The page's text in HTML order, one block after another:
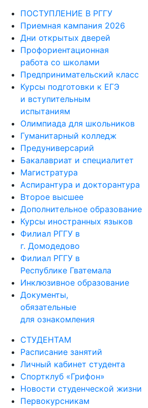
ПОСТУПЛЕНИЕ В РГГУ
Приемная кампания 2026
Дни открытых дверей
Профориентационная
работа со школами
Предпринимательский класс
Курсы подготовки к ЕГЭ
и вступительным
испытаниям
Олимпиада для школьников
Гуманитарный колледж
Предуниверсарий
Бакалавриат и специалитет
Магистратура
Аспирантура и докторантура
Второе высшее
Дополнительное образование
Курсы иностранных языков
Филиал РГГУ в
г. Домодедово
Филиал РГГУ в
Республике Гватемала
Инклюзивное образование
Документы,
обязательные
для ознакомления
СТУДЕНТАМ
Расписание занятий
Личный кабинет студента
Спортклуб «Грифон»
Новости студенческой жизни
Первокурсникам